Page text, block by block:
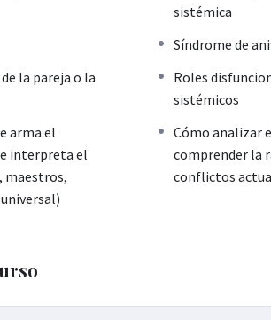
sistémica
Síndrome de
la pareja o la
Roles
sistémicos
arma el
interpreta el
maestros,
Cómo analizar
comprender la
conflictos